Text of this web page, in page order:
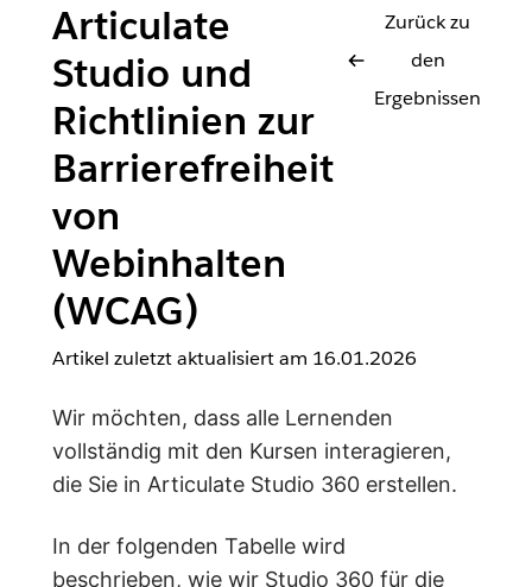
Articulate
Studio und
Richtlinien zur
Barrierefreiheit
von
Webinhalten
(WCAG)
Zurück zu
den
Ergebnissen
Artikel zuletzt aktualisiert am 16.01.2026
Wir möchten, dass alle Lernenden
vollständig mit den Kursen interagieren,
die Sie in Articulate Studio 360 erstellen.
In der folgenden Tabelle wird
beschrieben, wie wir Studio 360 für die